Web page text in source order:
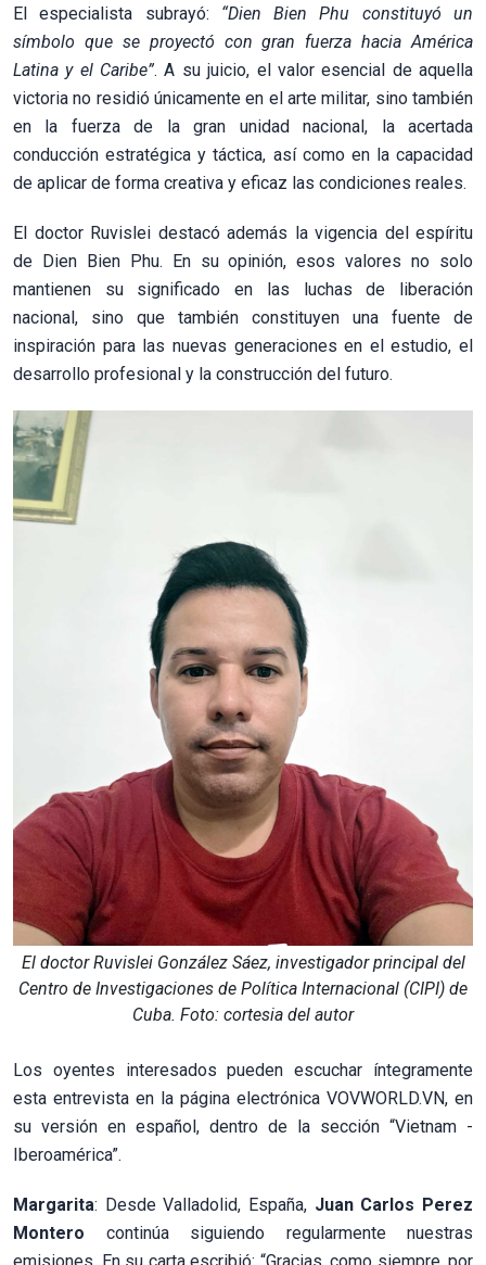
El especialista subrayó: “Dien Bien Phu constituyó un
símbolo que se proyectó con gran fuerza hacia América
Latina y el Caribe”. A su juicio, el valor esencial de aquella
victoria no residió únicamente en el arte militar, sino también
en la fuerza de la gran unidad nacional, la acertada
conducción estratégica y táctica, así como en la capacidad
de aplicar de forma creativa y eficaz las condiciones reales.
El doctor Ruvislei destacó además la vigencia del espíritu
de Dien Bien Phu. En su opinión, esos valores no solo
mantienen su significado en las luchas de liberación
nacional, sino que también constituyen una fuente de
inspiración para las nuevas generaciones en el estudio, el
desarrollo profesional y la construcción del futuro.
El doctor Ruvislei González Sáez, investigador principal del
Centro de Investigaciones de Política Internacional (CIPI) de
Cuba. Foto: cortesia del autor
Los oyentes interesados pueden escuchar íntegramente
esta entrevista en la página electrónica VOVWORLD.VN, en
su versión en español, dentro de la sección “Vietnam -
Iberoamérica”.
Margarita: Desde Valladolid, España, Juan Carlos Perez
Montero continúa siguiendo regularmente nuestras
emisiones. En su carta escribió: “Gracias, como siempre, por